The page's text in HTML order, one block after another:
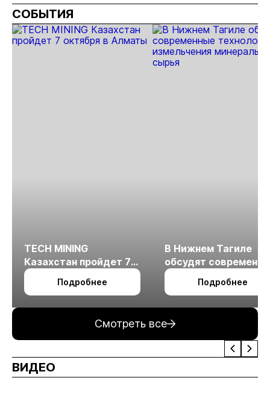
СОБЫТИЯ
TECH MINING
Казахстан пройдет 7
октября в Алматы
Подробнее
В Нижнем Тагиле
обсудят
технологии
измельчения
Подробнее
Смотреть все
ВИДЕО